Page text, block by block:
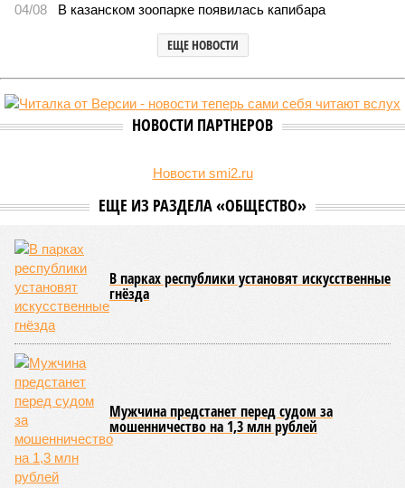
04/08
В казанском зоопарке появилась капибара
ЕЩЕ НОВОСТИ
НОВОСТИ ПАРТНЕРОВ
Новости smi2.ru
ЕЩЕ ИЗ РАЗДЕЛА «ОБЩЕСТВО»
В парках республики установят искусственные
гнёзда
Мужчина предстанет перед судом за
мошенничество на 1,3 млн рублей